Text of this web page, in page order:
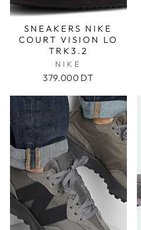
SNEAKERS NIKE
COURT VISION LO
TRK3.2
NIKE
379.000 DT